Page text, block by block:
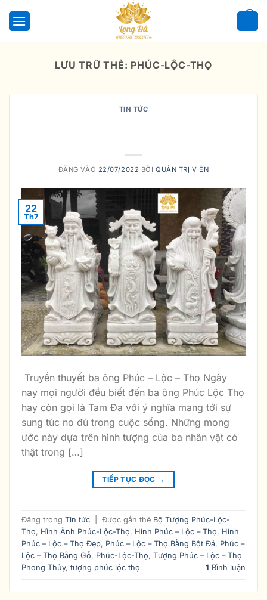
qua
LƯU TRỮ THẺ: PHÚC-LỘC-THỌ
TIN TỨC
ĐĂNG VÀO 22/07/2022 BỞIQUẢN TRỊ VIÊN
22
Th7
Truyền thuyết ba ông Phúc – Lộc – Thọ Ngày
nay mọi người đều biết đến ba ông Phúc Lộc Thọ
hay còn gọi là Tam Đa với ý nghĩa mang tới sự
sung túc no đủ trong cuộc sống. Những mong
ước này dựa trên hình tượng của ba nhân vật có
thật trong […]
TIẾP TỤC ĐỌC →
Đăng trong Tin tức Được gắn thẻ Bộ Tượng Phúc-Lộc-
Thọ, Hình Ảnh Phúc-Lộc-Thọ, Hình Phúc – Lộc – Thọ, Hình
Phúc – Lộc – Thọ Đẹp, Phúc – Lộc – Thọ Bằng Bột Đá, Phúc –
Lộc – Thọ Bằng Gỗ, Phúc-Lộc-Thọ, Tượng Phúc – Lộc – Thọ
Phong Thủy, tượng phúc lộc thọ 1 Bình luận